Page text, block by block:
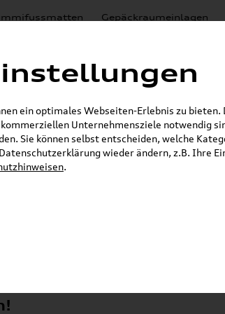
Gepäckraumeinlagen
Lackierungen
E-Mail
Kofferraumwanne Variabler
(AD1)
Variabler
ein optimales Webseiten-Erlebnis zu bieten.
Unternehmensziele notwendig
Sie können selbst entscheiden, welche
wieder ändern, z.B. Ihre
.